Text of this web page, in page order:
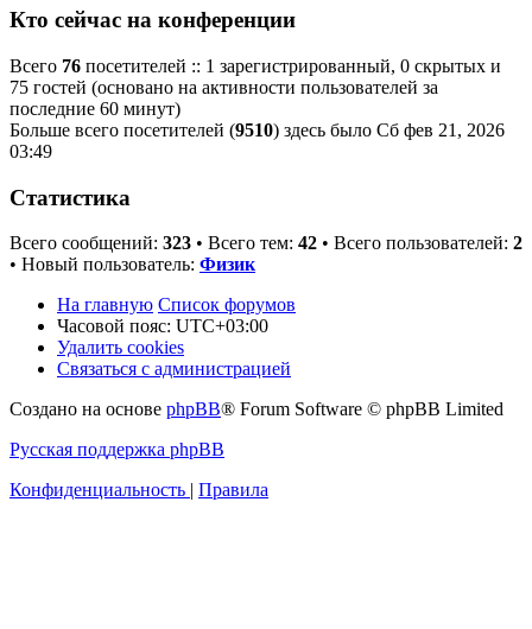
Кто сейчас на конференции
Всего 76 посетителей :: 1 зарегистрированный, 0 скрытых и
75 гостей (основано на активности пользователей за
последние 60 минут)
Больше всего посетителей (9510) здесь было Сб фев 21, 2026
03:49
Статистика
Всего сообщений: 323 • Всего тем: 42 • Всего пользователей: 2
• Новый пользователь: Физик
На главную Список форумов
Часовой пояс: UTC+03:00
Удалить cookies
Связаться с администрацией
Создано на основе phpBB® Forum Software © phpBB Limited
Русская поддержка phpBB
Конфиденциальность | Правила